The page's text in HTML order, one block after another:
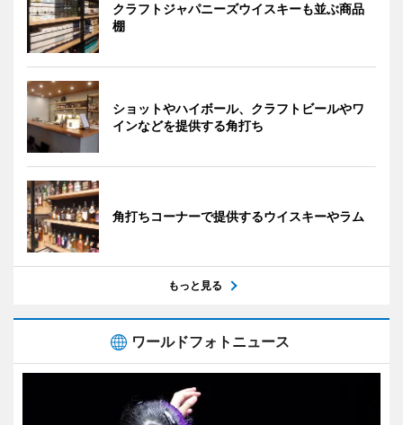
クラフトジャパニーズウイスキーも並ぶ商品
棚
ショットやハイボール、クラフトビールやワ
インなどを提供する角打ち
角打ちコーナーで提供するウイスキーやラム
もっと見る
ワールドフォトニュース